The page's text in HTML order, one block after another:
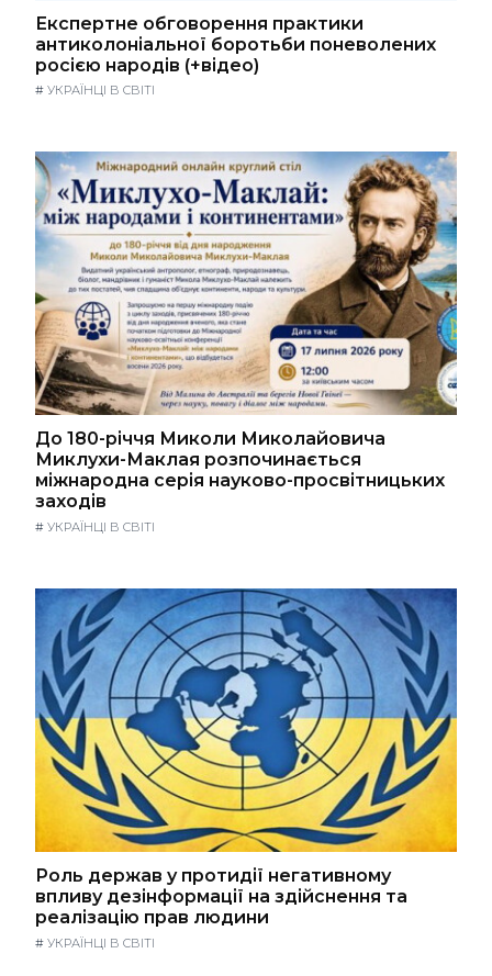
Експертне обговорення практики
антиколоніальної боротьби поневолених
росією народів (+відео)
# УКРАЇНЦІ В СВІТІ
До 180-річчя Миколи Миколайовича
Миклухи-Маклая розпочинається
міжнародна серія науково-просвітницьких
заходів
# УКРАЇНЦІ В СВІТІ
Роль держав у протидії негативному
впливу дезінформації на здійснення та
реалізацію прав людини
# УКРАЇНЦІ В СВІТІ